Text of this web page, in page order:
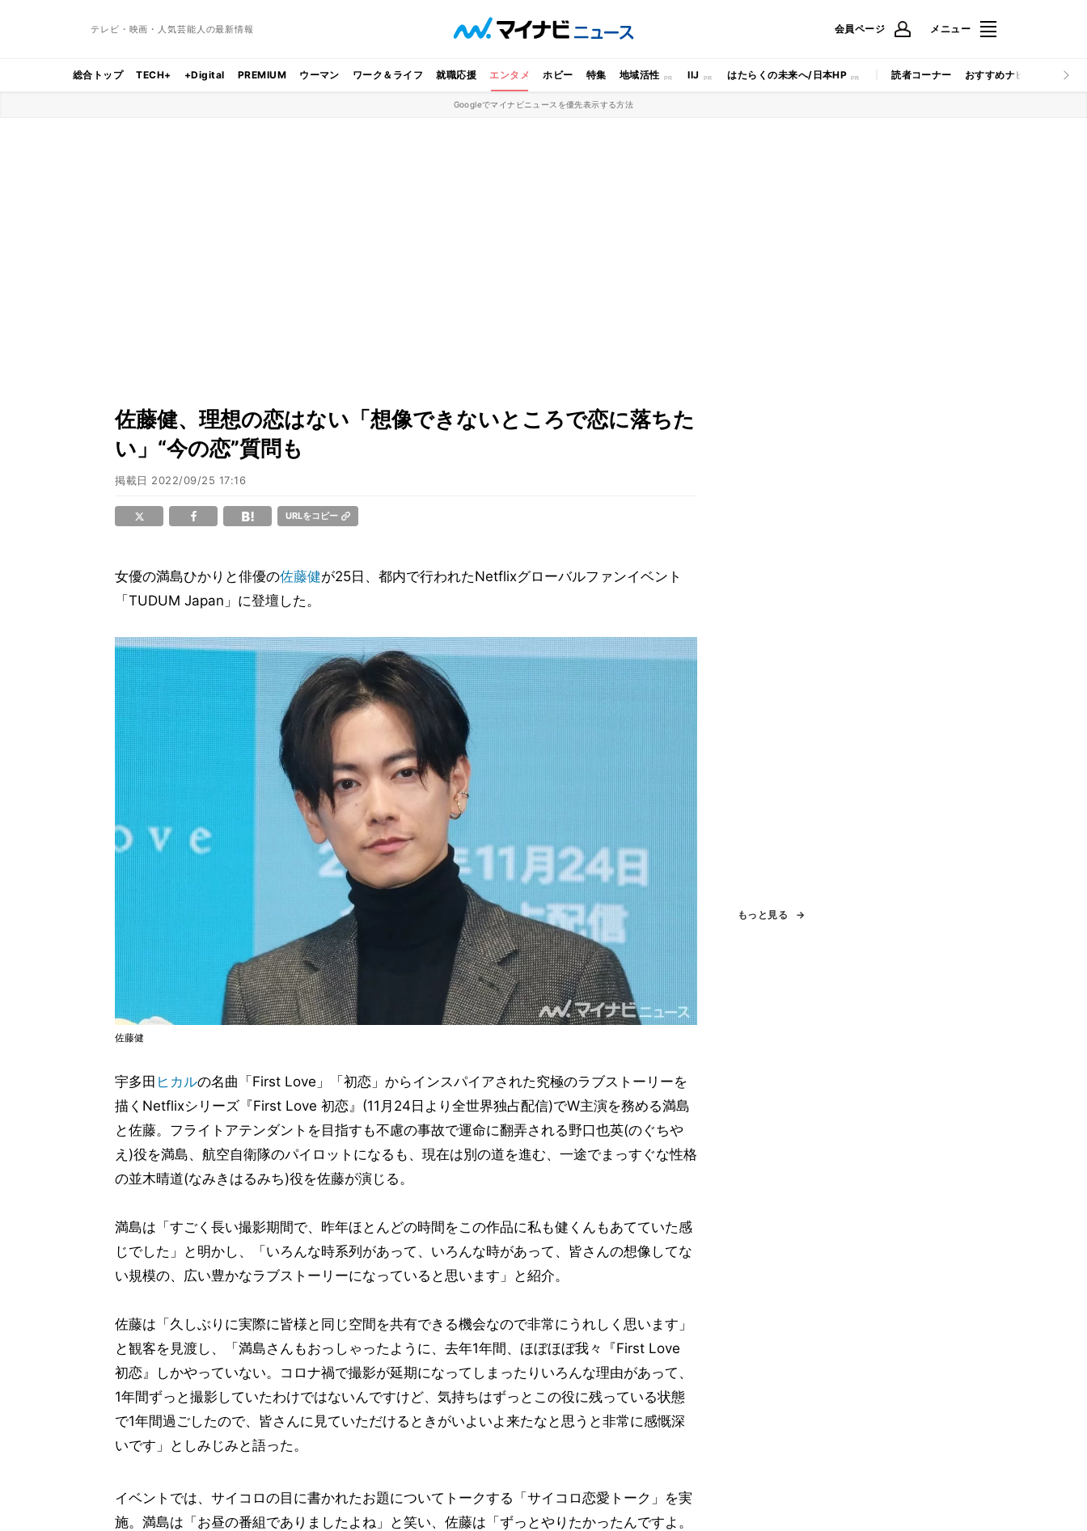
テレビ・映画・人気芸能人の最新情報 会員ページ メニュー
総合トップ TECH+ +Digital PREMIUM ウーマン ワーク＆ライフ 就職応援 エンタメ ホビー 特集 地域活性 IIJ はたらくの未来へ/日本HP 読者コーナー おすすめナビ マイナビ
Googleでマイナビニュースを優先表示する方法
佐藤健、理想の恋はない「想像できないところで恋に落ちた
い」“今の恋”質問も
掲載日 2022/09/25 17:16
URLをコピー
女優の満島ひかりと俳優の佐藤健が25日、都内で行われたNetflixグローバルファンイベント
「TUDUM Japan」に登壇した。
佐藤健
宇多田 ヒカルの名曲「First Love」「初恋」からインスパイアされた究極のラブストーリーを
描くNetflixシリーズ『First Love 初恋』(11月24日より全世界独占配信)でW主演を務める満島
と佐藤。フライトアテンダントを目指すも不慮の事故で運命に翻弄される野口也英(のぐちや
え)役を満島、航空自衛隊のパイロットになるも、現在は別の道を進む、一途でまっすぐな性格
の並木晴道(なみきはるみち)役を佐藤が演じる。
満島は「すごく長い撮影期間で、昨年ほとんどの時間をこの作品に私も健くんもあてていた感
じでした」と明かし、「いろんな時系列があって、いろんな時があって、皆さんの想像してな
い規模の、広い豊かなラブストーリーになっていると思います」と紹介。
佐藤は「久しぶりに実際に皆様と同じ空間を共有できる機会なので非常にうれしく思います」
と観客を見渡し、「満島さんもおっしゃったように、去年1年間、ほぼほぼ我々『First Love
初恋』しかやっていない。コロナ禍で撮影が延期になってしまったりいろんな理由があって、
1年間ずっと撮影していたわけではないんですけど、気持ちはずっとこの役に残っている状態
で1年間過ごしたので、皆さんに見ていただけるときがいよいよ来たなと思うと非常に感慨深
いです」としみじみと語った。
イベントでは、サイコロの目に書かれたお題についてトークする「サイコロ恋愛トーク」を実
施。満島は「お昼の番組でありましたよね」と笑い、佐藤は「ずっとやりたかったんですよ。
もっと見る